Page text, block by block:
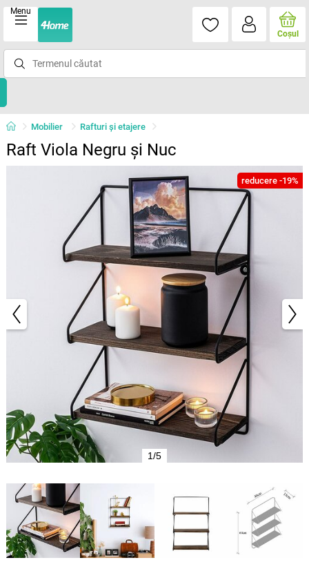
Menu
Coşul
Mobilier Rafturi şi etajere
Raft Viola Negru și Nuc
reducere -19%
1/5